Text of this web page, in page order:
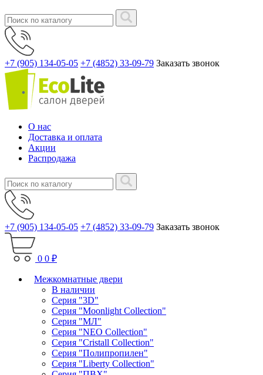
+7 (905) 134-05-05 +7 (4852) 33-09-79 Заказать звонок
О нас
Доставка и оплата
Акции
Распродажа
+7 (905) 134-05-05 +7 (4852) 33-09-79 Заказать звонок
0 0 ₽
Межкомнатные двери
В наличии
Серия "3D"
Серия "Moonlight Collection"
Серия "МЛ"
Серия "NEO Collection"
Серия "Cristall Collection"
Серия "Полипропилен"
Серия "Liberty Collection"